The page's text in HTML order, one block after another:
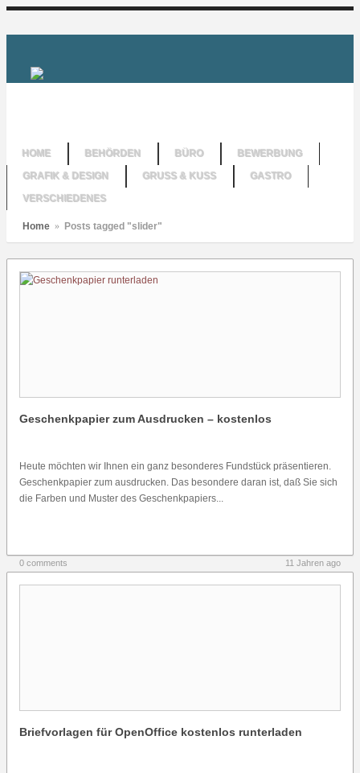
HOME BEHÖRDEN BÜRO
BEWERBUNG
GRAFIK & DESIGN
GRUSS & KUSS
GASTRO
VERSCHIEDENES
Home » Posts tagged "slider"
Geschenkpapier zum Ausdrucken – kostenlos
Heute möchten wir Ihnen ein ganz besonderes Fundstück präsentieren.
Geschenkpapier zum ausdrucken. Das besondere daran ist, daß Sie sich
die Farben und Muster des Geschenkpapiers...
0 comments 11 Jahren ago
Briefvorlagen für OpenOffice kostenlos runterladen